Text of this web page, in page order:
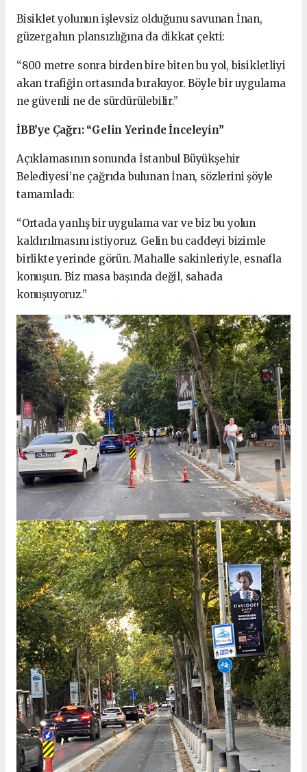
Bisiklet yolunun işlevsiz olduğunu savunan İnan,
güzergahın plansızlığına da dikkat çekti:
“800 metre sonra birden bire biten bu yol, bisikletliyi
akan trafiğin ortasında bırakıyor. Böyle bir uygulama
ne güvenli ne de sürdürülebilir.”
İBB’ye Çağrı: “Gelin Yerinde İnceleyin”
Açıklamasının sonunda İstanbul Büyükşehir
Belediyesi’ne çağrıda bulunan İnan, sözlerini şöyle
tamamladı:
“Ortada yanlış bir uygulama var ve biz bu yolun
kaldırılmasını istiyoruz. Gelin bu caddeyi bizimle
birlikte yerinde görün. Mahalle sakinleriyle, esnafla
konuşun. Biz masa başında değil, sahada
konuşuyoruz.”